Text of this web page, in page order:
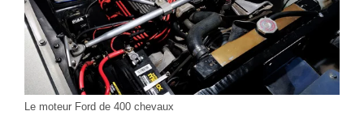
Le moteur Ford de 400 chevaux